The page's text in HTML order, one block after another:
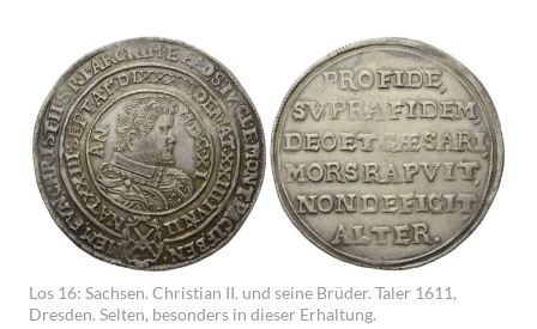
Los 16: Sachsen. Christian II. und seine Brüder. Taler 1611,
Dresden. Selten, besonders in dieser Erhaltung.